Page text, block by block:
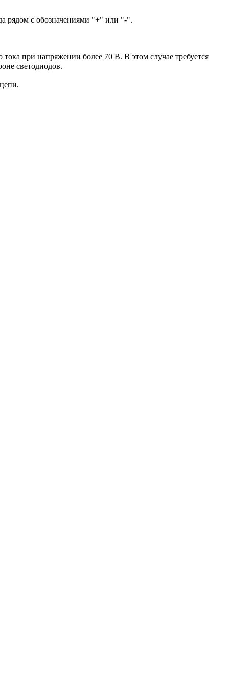
рядом с обозначениями "+" или "-".
при напряжении более 70 В. В этом случае требуется
светодиодов.